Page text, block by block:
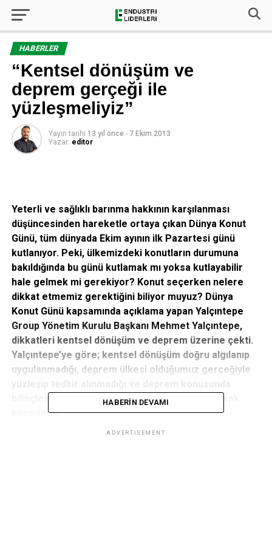
HABERLER
“Kentsel dönüşüm ve
deprem gerçeği ile
yüzleşmeliyiz”
Yayın tarihi 13 yıl önce - 7 Ekim 2013
Yazar: editor
Yeterli ve sağlıklı barınma hakkının karşılanması
düşüncesinden hareketle ortaya çıkan Dünya Konut
Günü, tüm dünyada Ekim ayının ilk Pazartesi günü
kutlanıyor. Peki, ülkemizdeki konutların durumuna
bakıldığında bu günü kutlamak mı yoksa kutlayabilir
hale gelmek mi gerekiyor? Konut seçerken nelere
dikkat etmemiz gerektiğini biliyor muyuz? Dünya
Konut Günü kapsamında açıklama yapan Yalçıntepe
Group Yönetim Kurulu Başkanı Mehmet Yalçıntepe,
dikkatleri kentsel dönüşüm ve deprem üzerine çekti.
Yalçıntepe’ye göre; kentsel dönüşüm doğru algılanıp
uygulanmadığı, deprem ülkesi olduğumuz gerçeğiyle
bilinçlenilmediği sürece konutta hüsrana uğramak
kaçınılmaz.
HABERIN DEVAMI
ADVERTISEMENT